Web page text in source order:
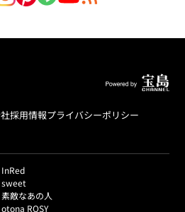
採用情報プライバシーポリシー
InRed
sweet
素敵なあの人
otona ROSY